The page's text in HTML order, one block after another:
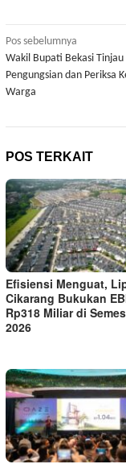
Navigasi
pos
Pos sebelumnya
Wakil Bupati Bekasi Tinjau
Pengungsian dan Periksa
Warga
POS TERKAIT
Efisiensi Menguat,
Cikarang Bukukan
Rp318 Miliar di
2026